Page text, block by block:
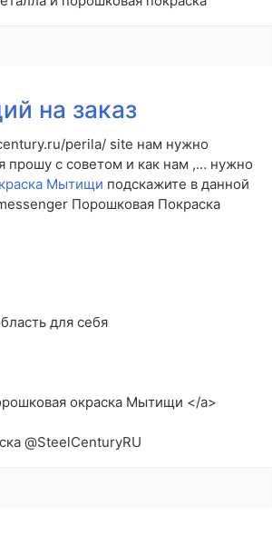
на заказ
perila/ site нам нужно
прошу c советом и как нам ,… нужно
Мытищи подскажите в данной
Порошковая Покраска
для себя
окраска Мытищи </a>
@SteelCenturyRU